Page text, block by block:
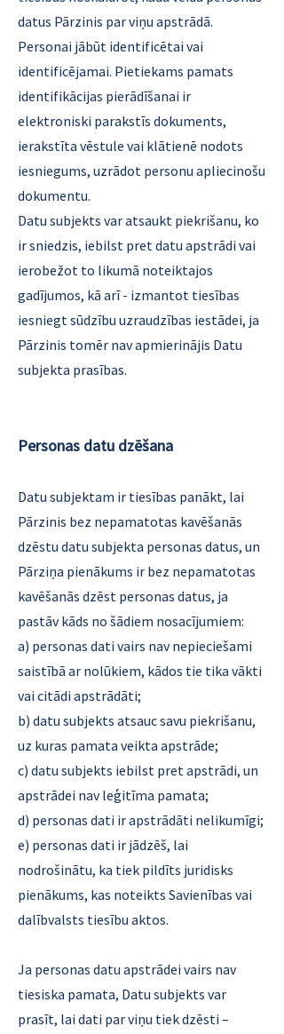
datus Pārzinis par viņu apstrādā.
Personai jābūt identificētai vai
identificējamai. Pietiekams pamats
identifikācijas pierādīšanai ir
elektroniski parakstīs dokuments,
ierakstīta vēstule vai klātienē nodots
iesniegums, uzrādot personu apliecinošu
dokumentu.
Datu subjekts var atsaukt piekrišanu, ko
ir sniedzis, iebilst pret datu apstrādi vai
ierobežot to likumā noteiktajos
gadījumos, kā arī - izmantot tiesības
iesniegt sūdzību uzraudzības iestādei, ja
Pārzinis tomēr nav apmierinājis Datu
subjekta prasības.
Personas datu dzēšana
Datu subjektam ir tiesības panākt, lai
Pārzinis bez nepamatotas kavēšanās
dzēstu datu subjekta personas datus, un
Pārziņa pienākums ir bez nepamatotas
kavēšanās dzēst personas datus, ja
pastāv kāds no šādiem nosacījumiem:
a) personas dati vairs nav nepieciešami
saistībā ar nolūkiem, kādos tie tika vākti
vai citādi apstrādāti;
b) datu subjekts atsauc savu piekrišanu,
uz kuras pamata veikta apstrāde;
c) datu subjekts iebilst pret apstrādi, un
apstrādei nav leģitīma pamata;
d) personas dati ir apstrādāti nelikumīgi;
e) personas dati ir jādzēš, lai
nodrošinātu, ka tiek pildīts juridisks
pienākums, kas noteikts Savienības vai
dalībvalsts tiesību aktos.
Ja personas datu apstrādei vairs nav
tiesiska pamata, Datu subjekts var
prasīt, lai dati par viņu tiek dzēsti –